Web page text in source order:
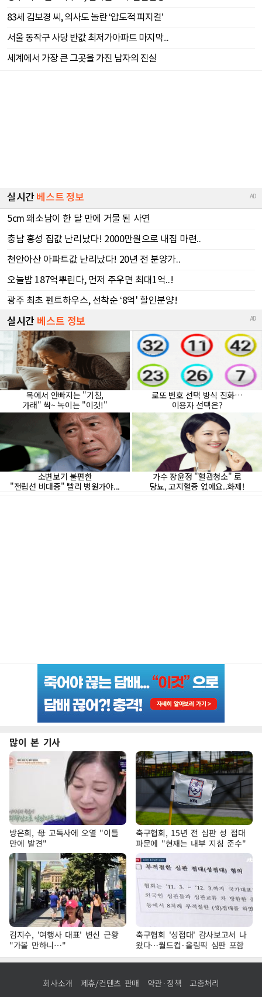
많이 본 기사
방은희, 母 고독사에 오열 "이틀
만에 발견"
축구협회, 15년 전 심판 성 접대
파문에 "현재는 내부 지침 준수"
김지수, '여행사 대표' 변신 근황
"가볼 만하니…"
축구협회 '성접대' 감사보고서 나
왔다…월드컵·올림픽 심판 포함
회사소개 제휴/컨텐츠 판매 약관·정책 고충처리